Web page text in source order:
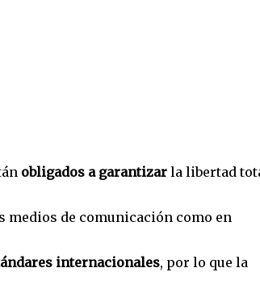
obligados a garantizarla libertad
de comunicación como en
internacionales, por lo que la